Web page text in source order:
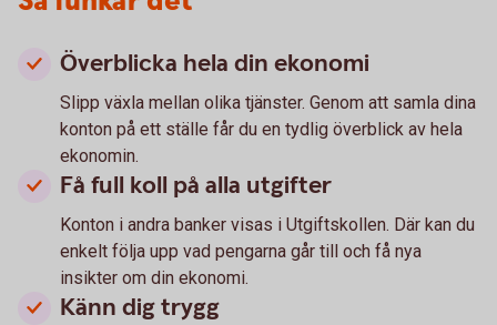
Överblicka hela din ekonomi
Slipp växla mellan olika tjänster. Genom att samla dina
konton på ett ställe får du en tydlig överblick av hela
ekonomin.
Få full koll på alla utgifter
Konton i andra banker visas i Utgiftskollen. Där kan du
enkelt följa upp vad pengarna går till och få nya
insikter om din ekonomi.
Känn dig trygg